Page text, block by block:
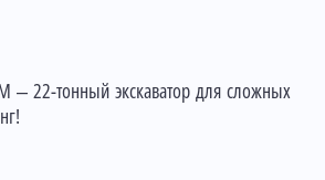
– 22-тонный экскаватор для сложных